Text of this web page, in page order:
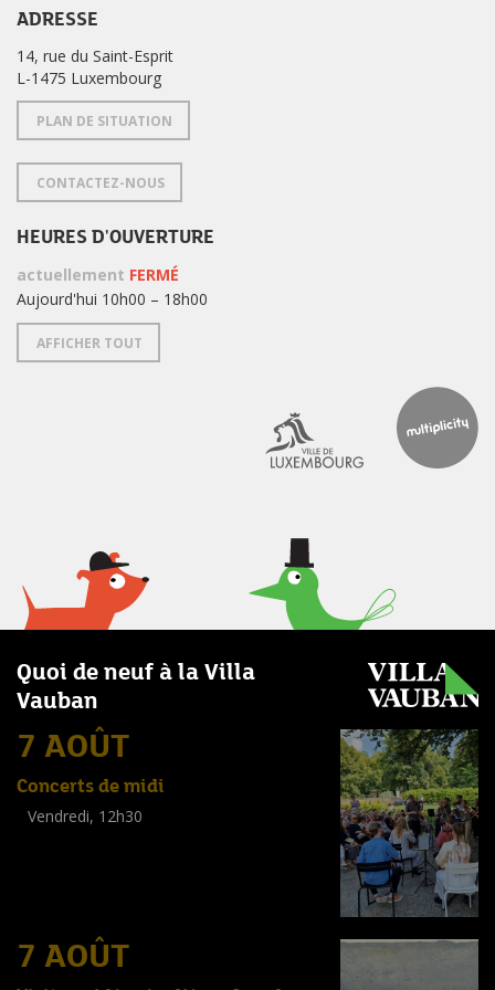
ADRESSE
14, rue du Saint-Esprit
L-1475 Luxembourg
PLAN DE SITUATION
CONTACTEZ-NOUS
HEURES D'OUVERTURE
actuellement FERMÉ
Aujourd'hui 10h00 – 18h00
AFFICHER TOUT
Quoi de neuf à la Villa
Vauban
7 AOÛT
Concerts de midi
Vendredi, 12h30
7 AOÛT